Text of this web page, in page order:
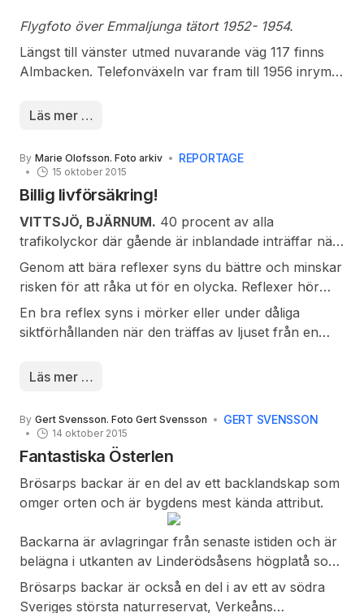
talet och en beskrivning av ”ströget” genom byn
skulle få följande utseende.
Flygfoto över Emmaljunga tätort 1952- 1954.
Längst till vänster utmed nuvarande väg 117 finns
Almbacken. Telefonväxeln var fram till 1956 inrymd
fastighet. Den plana ytan i korsningen där nu Emma
hus på vänstra sidan. Mitt emot på högra sidan hade
Klang och senare Einar Karlsson sin charkuteributik.
På vänster sida fanns Helbergs café följt av Roséns
lanthandel och lagerlokal. Mellan dessa byggnader
fanns en väg mot en större byggnad där Janne
Persson & Söner hade stoppmöbelverkstad.
Läs mer …
By Marie Olofsson. Foto arkiv REPORTAGE
15 oktober 2015
Billig livförsäkring!
VITTSJÖ, BJÄRNUM. 40 procent av alla
trafikolyckor där gående är inblandade inträffar när
det är mörkt.
Genom att bära reflexer syns du bättre och minskar
risken för att råka ut för en olycka. Reflexer hör
inte bara hemma på mörka landsvägar. I stadstrafik
är det ännu viktigare att bära reflex, trots
gatubelysning.
En bra reflex syns i mörker eller under dåliga
siktförhållanden när den träffas av ljuset från en
återkastar det starka skenet från strålkastaren.
Läs mer …
By Gert Svensson. Foto Gert Svensson GERT SVENSSON
14 oktober 2015
Fantastiska Österlen
Brösarps backar är en del av ett backlandskap som
omger orten och är bygdens mest kända attribut.
Backarna är avlagringar från senaste istiden och är
belägna i utkanten av Linderödsåsens högplatå som
här krackelerar ut i Hanöbukten. De är kalkhaltiga
och består främst av mo och sand. Området är känt
Brösarps backar är också en del i av ett av södra
Sveriges största naturreservat, Verkeåns